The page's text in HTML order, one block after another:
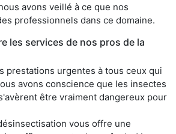
avons veillé à ce que nos
professionnels dans ce domaine.
les services de nos pros de la
prestations urgentes à tous ceux qui
avons conscience que les insectes
être vraiment dangereux pour
vous offre une